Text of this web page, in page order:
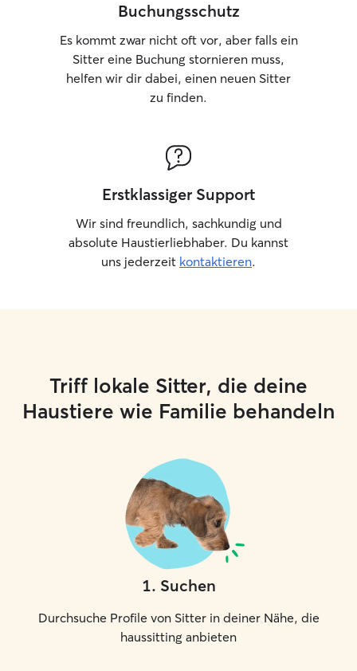
Buchungsschutz
Es kommt zwar nicht oft vor, aber falls ein
Sitter eine Buchung stornieren muss,
helfen wir dir dabei, einen neuen Sitter
zu finden.
Erstklassiger Support
Wir sind freundlich, sachkundig und
absolute Haustierliebhaber. Du kannst
uns jederzeit kontaktieren.
Triff lokale Sitter, die deine
Haustiere wie Familie behandeln
1. Suchen
Durchsuche Profile von Sitter in deiner Nähe, die
haussitting anbieten